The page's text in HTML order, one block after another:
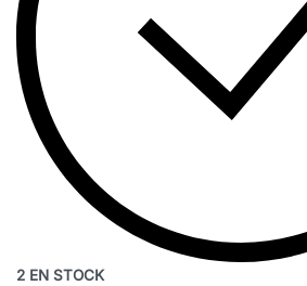
2 EN STOCK